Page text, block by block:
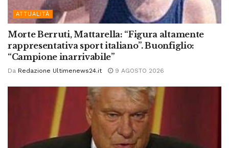
ATTUALITÀ
Morte Berruti, Mattarella: “Figura altamente
rappresentativa sport italiano”. Buonfiglio:
“Campione inarrivabile”
Da Redazione Ultimenews24.it 9 AGOSTO 2026